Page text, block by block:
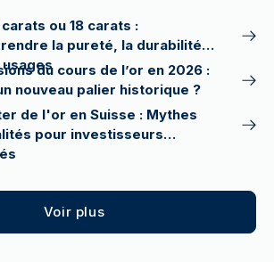
ou 18 carats :
la pureté, la durabilité
du cours de l’or en 2026 :
nouveau palier historique ?
de l'or en Suisse : Mythes
pour investisseurs
Voir plus